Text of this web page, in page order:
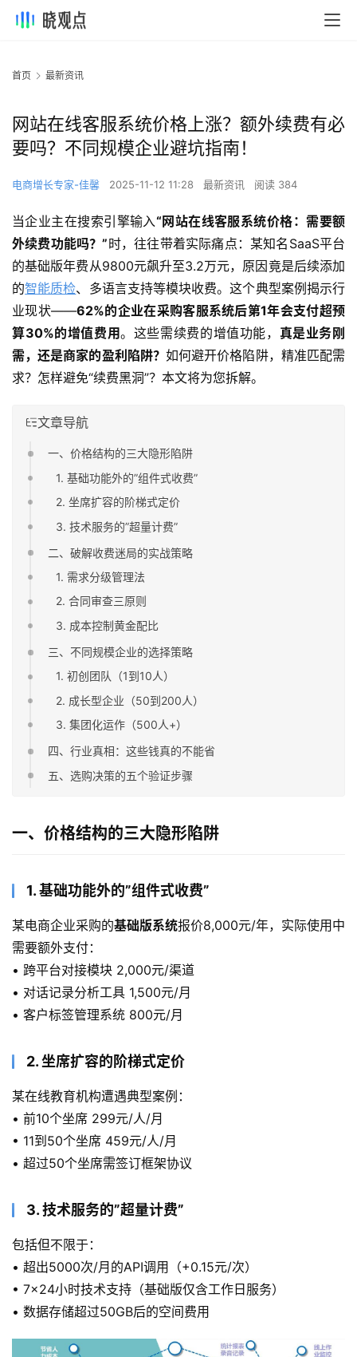
首页 最新资讯
网站在线客服系统价格上涨？额外续费有必
要吗？不同规模企业避坑指南！
电商增长专家-佳馨 2025-11-12 11:28 最新资讯 阅读 384
当企业主在搜索引擎输入“网站在线客服系统价格：需要额
外续费功能吗？”时，往往带着实际痛点：某知名SaaS平台
的基础版年费从9800元飙升至3.2万元，原因竟是后续添加
的智能质检、多语言支持等模块收费。这个典型案例揭示行
业现状——62%的企业在采购客服系统后第1年会支付超预
算30%的增值费用。这些需续费的增值功能， 真是业务刚
需，还是商家的盈利陷阱？ 如何避开价格陷阱，精准匹配需
求？怎样避免“续费黑洞”？本文将为您拆解。
文章导航
一、价格结构的三大隐形陷阱
1. 基础功能外的”组件式收费”
2. 坐席扩容的阶梯式定价
3. 技术服务的”超量计费”
二、破解收费迷局的实战策略
1. 需求分级管理法
2. 合同审查三原则
3. 成本控制黄金配比
三、不同规模企业的选择策略
1. 初创团队（1到10人）
2. 成长型企业（50到200人）
3. 集团化运作（500人+）
四、行业真相：这些钱真的不能省
五、选购决策的五个验证步骤
一、价格结构的三大隐形陷阱
1. 基础功能外的”组件式收费”
某电商企业采购的基础版系统报价8,000元/年，实际使用中
需要额外支付：
• 跨平台对接模块 2,000元/渠道
• 对话记录分析工具 1,500元/月
• 客户标签管理系统 800元/月
2. 坐席扩容的阶梯式定价
某在线教育机构遭遇典型案例：
• 前10个坐席 299元/人/月
• 11到50个坐席 459元/人/月
• 超过50个坐席需签订框架协议
3. 技术服务的”超量计费”
包括但不限于：
• 超出5000次/月的API调用（+0.15元/次）
• 7×24小时技术支持（基础版仅含工作日服务）
• 数据存储超过50GB后的空间费用